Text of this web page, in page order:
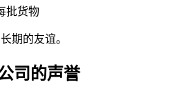
批货物
期的友谊。
司的声誉